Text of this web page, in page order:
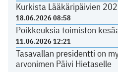
Kurkista Lääkäripäivien
18.06.2026 08:58
Poikkeuksia toimiston
11.06.2026 12:21
Tasavallan presidentti on
arvonimen Päivi Hietaselle